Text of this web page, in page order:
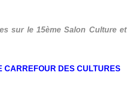
sur le 15ème Salon Culture et
CARREFOUR DES CULTURES